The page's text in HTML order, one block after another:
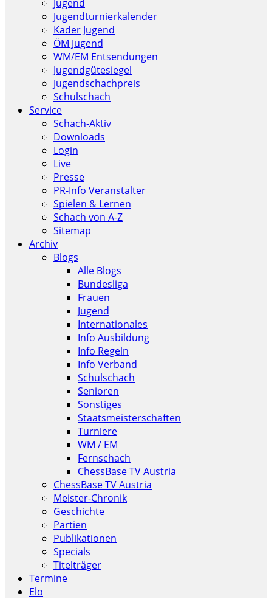
Jugend
Jugendturnierkalender
Kader Jugend
ÖM Jugend
WM/EM Entsendungen
Jugendgütesiegel
Jugendschachpreis
Schulschach
Service
Schach-Aktiv
Downloads
Login
Live
Presse
PR-Info Veranstalter
Spielen & Lernen
Schach von A-Z
Sitemap
Archiv
Blogs
Alle Blogs
Bundesliga
Frauen
Jugend
Internationales
Info Ausbildung
Info Regeln
Info Verband
Schulschach
Senioren
Sonstiges
Staatsmeisterschaften
Turniere
WM / EM
Fernschach
ChessBase TV Austria
ChessBase TV Austria
Meister-Chronik
Geschichte
Partien
Publikationen
Specials
Titelträger
Termine
Elo